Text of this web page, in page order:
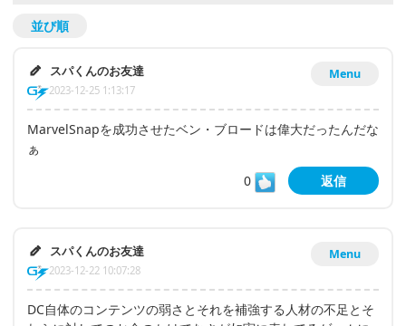
並び順
Menu
スパくんのお友達
2023-12-25 1:13:17
MarvelSnapを成功させたベン・ブロードは偉大だったんだな
ぁ
0
返信
Menu
スパくんのお友達
2023-12-22 10:07:28
DC自体のコンテンツの弱さとそれを補強する人材の不足とそ